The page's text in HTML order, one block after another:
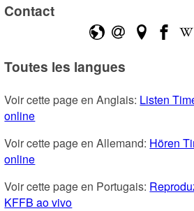
Contact
Toutes les langues
Voir cette page en Anglais: Listen
online
Voir cette page en Allemand: Hören
online
Voir cette page en Portugais:
KFFB ao vivo